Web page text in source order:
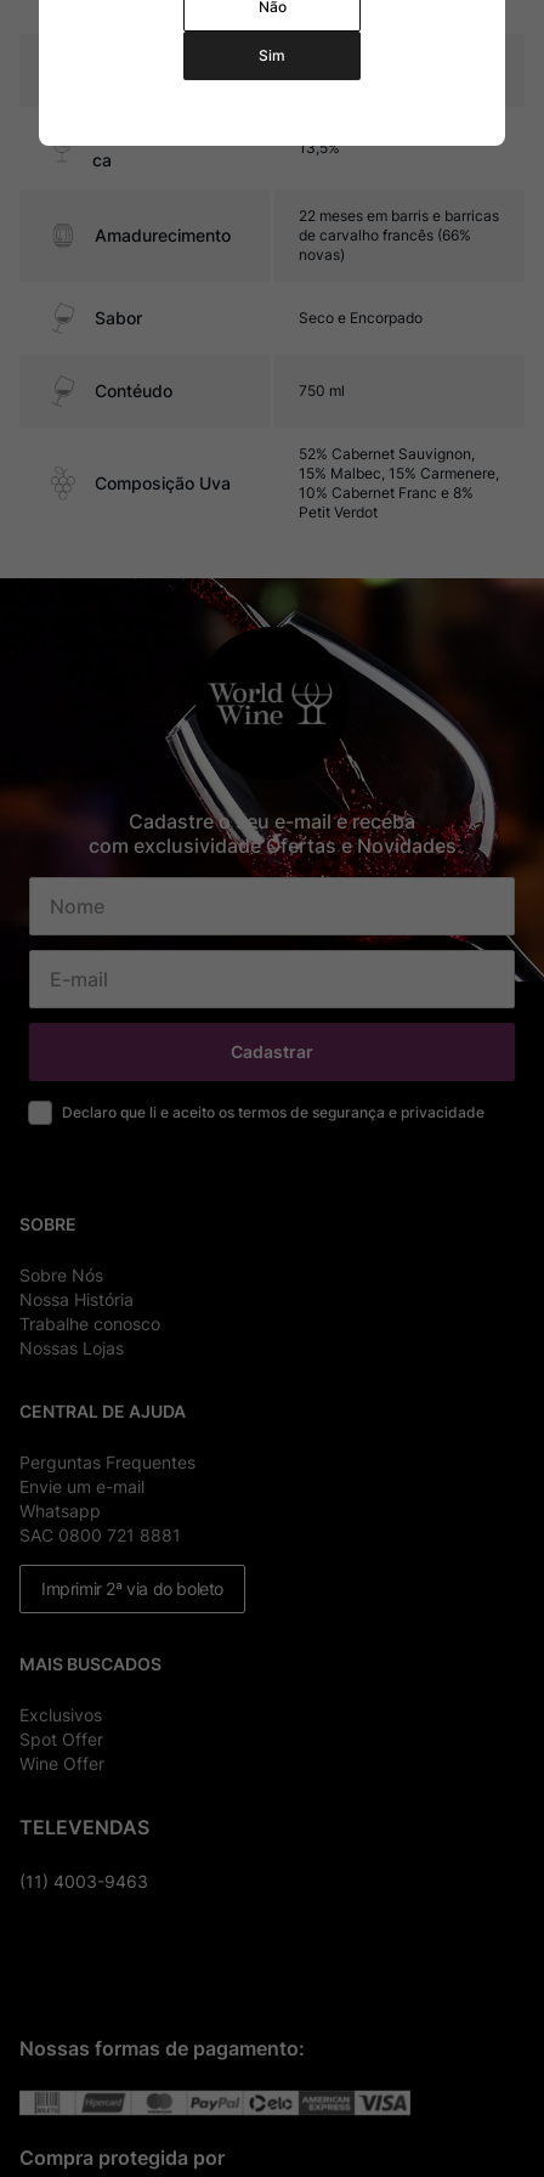
ca
13,5%
Amadurecimento
22 meses em barris e barricas
de carvalho francês (66%
novas)
Sabor Seco e Encorpado
Contéudo 750 ml
Composição Uva
52% Cabernet Sauvignon,
15% Malbec, 15% Carmenere,
10% Cabernet Franc e 8%
Petit Verdot
Cadastre o seu e-mail e receba
com exclusividade Ofertas e Novidades
Cadastrar
Declaro que li e aceito os termos de segurança e privacidade
SOBRE
Sobre Nós
Nossa História
Trabalhe conosco
Nossas Lojas
CENTRAL DE AJUDA
Perguntas Frequentes
Envie um e-mail
Whatsapp
SAC 0800 721 8881
Imprimir 2ª via do boleto
MAIS BUSCADOS
Exclusivos
Spot Offer
Wine Offer
TELEVENDAS
(11) 4003-9463
Nossas formas de pagamento:
Compra protegida por
Não
Sim